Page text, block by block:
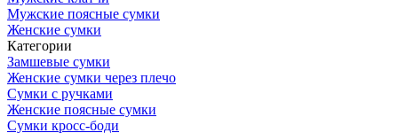
Мужские поясные сумки
Женские сумки
Категории
Замшевые сумки
Женские сумки через плечо
Сумки с ручками
Женские поясные сумки
Сумки кросс-боди